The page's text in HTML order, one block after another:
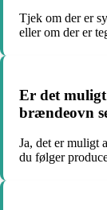
Tjek om der er
eller om der er
Er det
brændeovn
Ja, det er muligt
du følger